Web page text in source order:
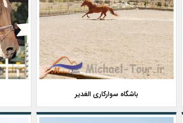
باشگاه سوارکاری الغدیر